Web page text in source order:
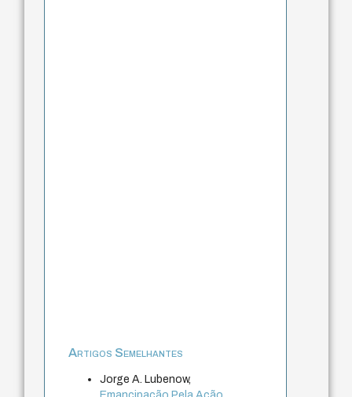
Artigos Semelhantes
Jorge A. Lubenow,